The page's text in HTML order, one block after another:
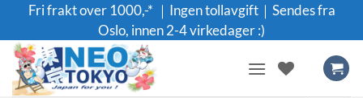
content
Fri frakt over 1000,-* ｜Ingen tollavgift｜Sendes fra
Oslo, innen 2-4 virkedager :)